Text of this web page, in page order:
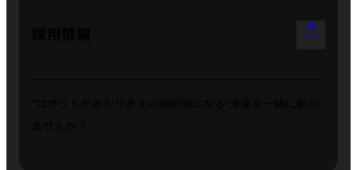
arrow_outward